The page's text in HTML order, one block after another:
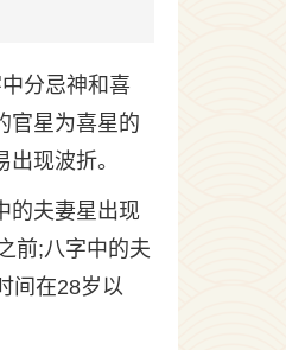
分忌神和喜
官星为喜星的
现波折。
的夫妻星出现
前;八字中的夫
间在28岁以